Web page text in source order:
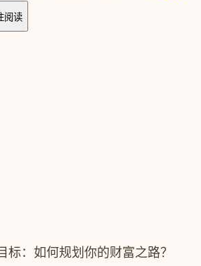
阅读
标：如何规划你的财富之路？